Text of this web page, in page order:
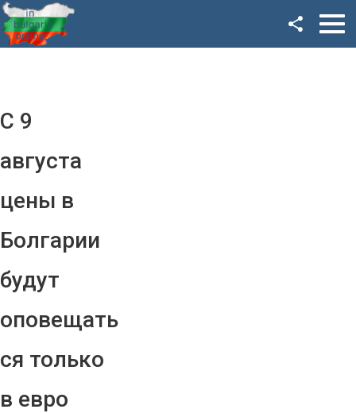
С 9
августа
цены в
Болгарии
будут
оповещать
ся только
в евро